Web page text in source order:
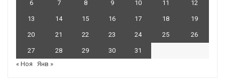
6 7 8 9 10 11 12
13 14 15 16 17 18 19
20 21 22 23 24 25 26
27 28 29 30
31
« Ноя
Янв »